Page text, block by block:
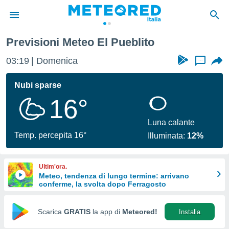
di
per
le
di
Web
Previsioni Meteo El Pueblito
03:19 Domenica ...
Nubi sparse
16°
Temp. percepita 16°
Luna calante
Illuminata: 12%
Ultim'ora.
Meteo, tendenza di lungo termine: arrivano
conferme, la svolta dopo Ferragosto
Scarica GRATIS la app di Meteored! Installa